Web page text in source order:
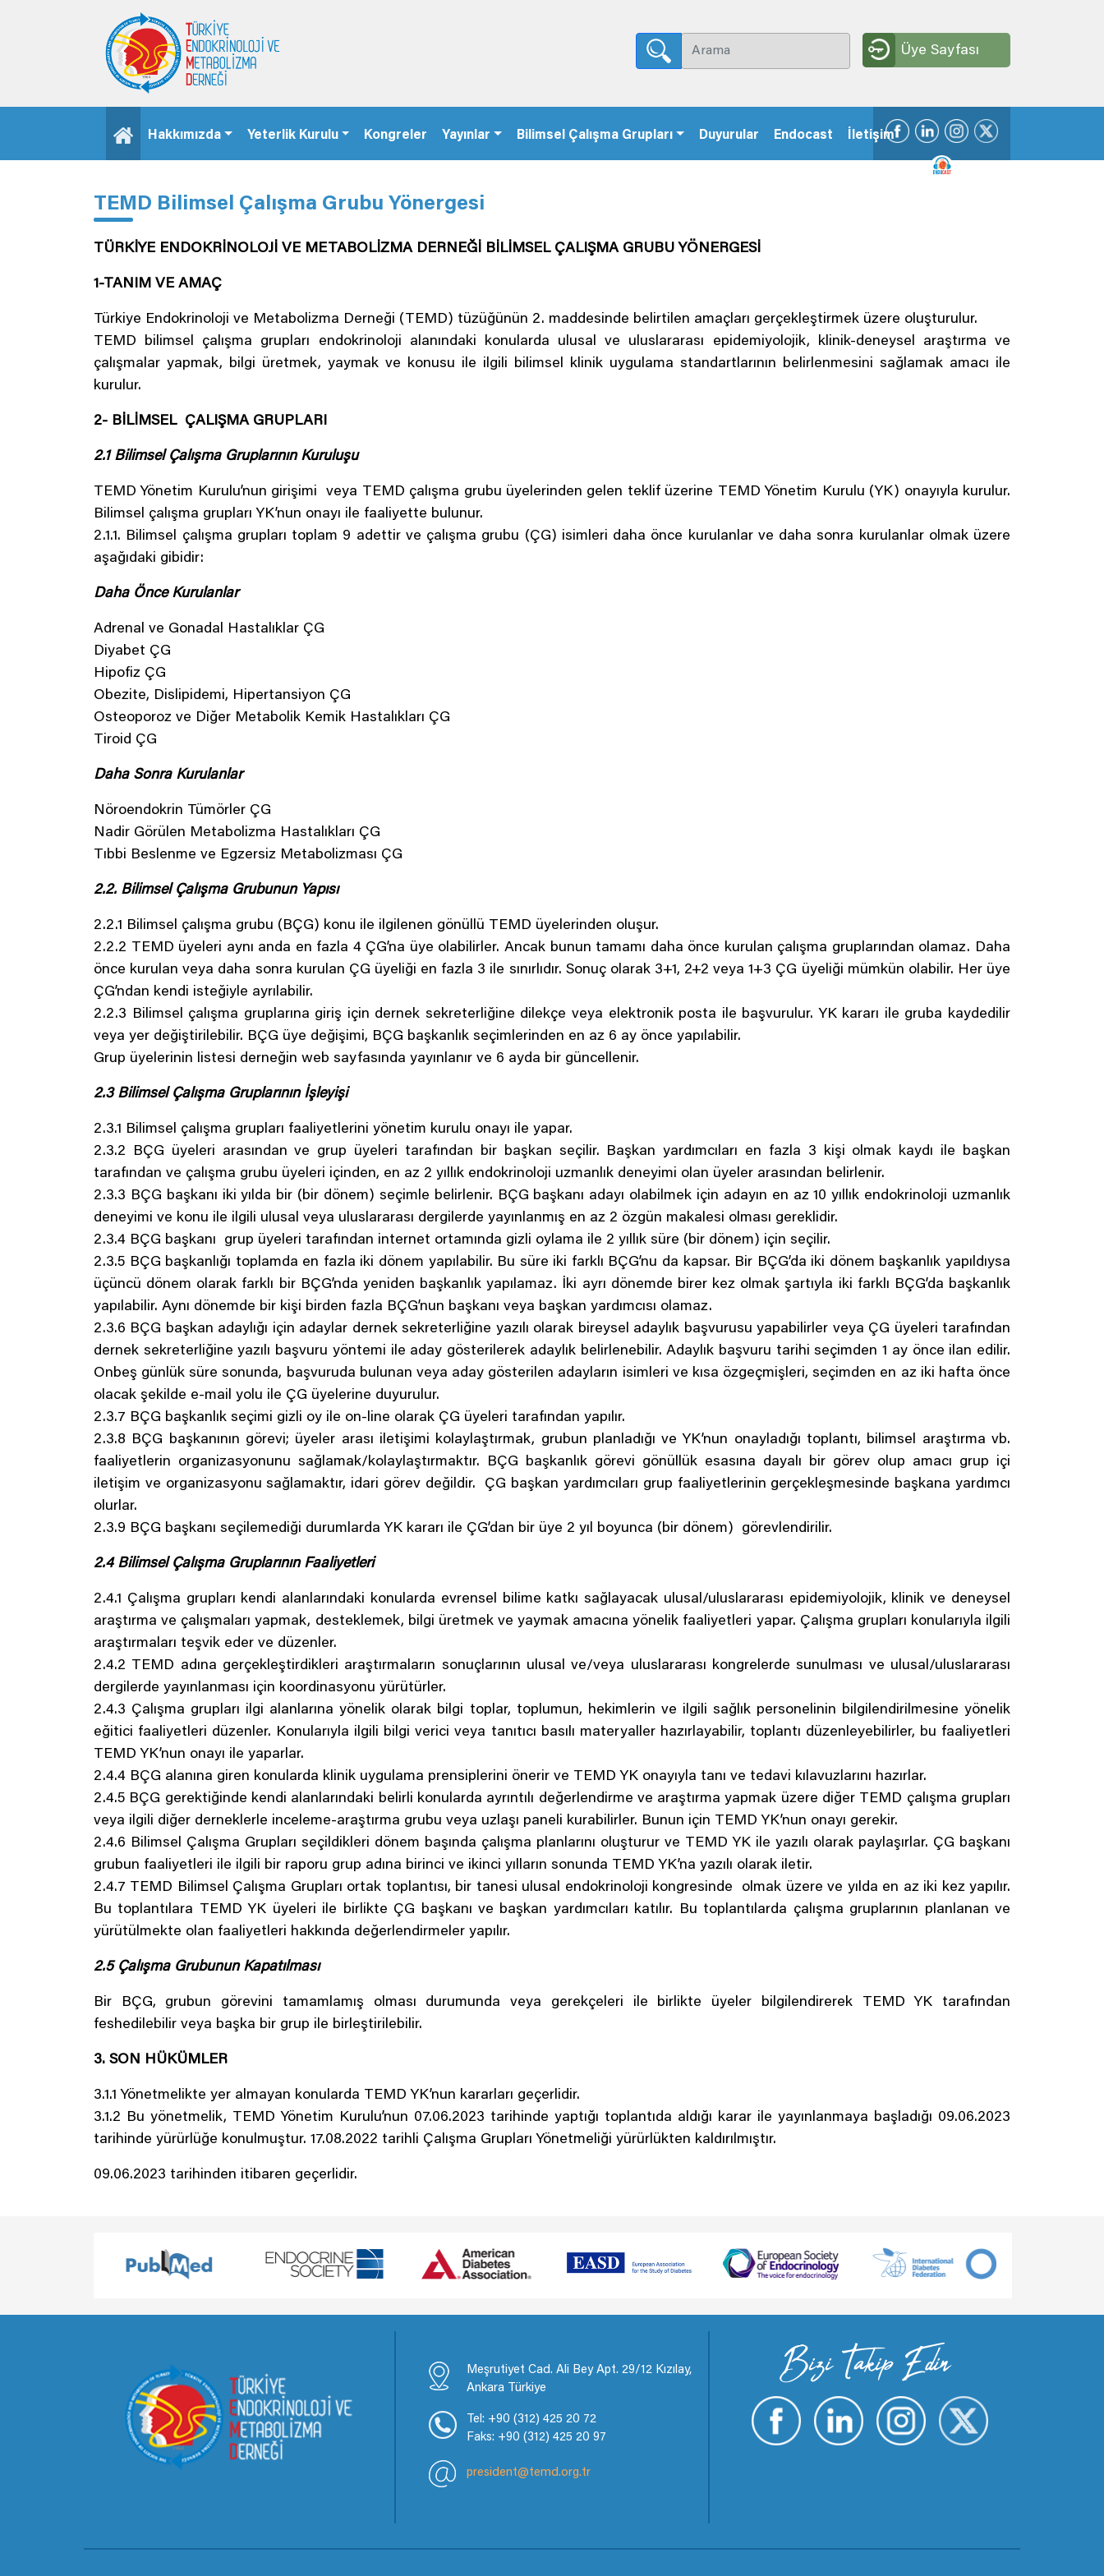
Üye Sayfası
Hakkımızda Yeterlik Kurulu Kongreler Yayınlar Bilimsel Çalışma Grupları Duyurular Endocast İletişim
TEMD Bilimsel Çalışma Grubu Yönergesi
TÜRKİYE ENDOKRİNOLOJİ VE METABOLİZMA DERNEĞİ BİLİMSEL ÇALIŞMA GRUBU YÖNERGESİ
1-TANIM VE AMAÇ
Türkiye Endokrinoloji ve Metabolizma Derneği (TEMD) tüzüğünün 2. maddesinde belirtilen amaçları gerçekleştirmek üzere oluşturulur.
TEMD bilimsel çalışma grupları endokrinoloji alanındaki konularda ulusal ve uluslararası epidemiyolojik, klinik-deneysel araştırma ve
çalışmalar yapmak, bilgi üretmek, yaymak ve konusu ile ilgili bilimsel klinik uygulama standartlarının belirlenmesini sağlamak amacı ile
kurulur.
2- BİLİMSEL ÇALIŞMA GRUPLARI
2.1 Bilimsel Çalışma Gruplarının Kuruluşu
TEMD Yönetim Kurulu’nun girişimi veya TEMD çalışma grubu üyelerinden gelen teklif üzerine TEMD Yönetim Kurulu (YK) onayıyla kurulur.
Bilimsel çalışma grupları YK’nun onayı ile faaliyette bulunur.
2.1.1. Bilimsel çalışma grupları toplam 9 adettir ve çalışma grubu (ÇG) isimleri daha önce kurulanlar ve daha sonra kurulanlar olmak üzere
aşağıdaki gibidir:
Daha Önce Kurulanlar
Adrenal ve Gonadal Hastalıklar ÇG
Diyabet ÇG
Hipofiz ÇG
Obezite, Dislipidemi, Hipertansiyon ÇG
Osteoporoz ve Diğer Metabolik Kemik Hastalıkları ÇG
Tiroid ÇG
Daha Sonra Kurulanlar
Nöroendokrin Tümörler ÇG
Nadir Görülen Metabolizma Hastalıkları ÇG
Tıbbi Beslenme ve Egzersiz Metabolizması ÇG
2.2. Bilimsel Çalışma Grubunun Yapısı
2.2.1 Bilimsel çalışma grubu (BÇG) konu ile ilgilenen gönüllü TEMD üyelerinden oluşur.
2.2.2 TEMD üyeleri aynı anda en fazla 4 ÇG’na üye olabilirler. Ancak bunun tamamı daha önce kurulan çalışma gruplarından olamaz. Daha
önce kurulan veya daha sonra kurulan ÇG üyeliği en fazla 3 ile sınırlıdır. Sonuç olarak 3+1, 2+2 veya 1+3 ÇG üyeliği mümkün olabilir. Her üye
ÇG’ndan kendi isteğiyle ayrılabilir.
2.2.3 Bilimsel çalışma gruplarına giriş için dernek sekreterliğine dilekçe veya elektronik posta ile başvurulur. YK kararı ile gruba kaydedilir
veya yer değiştirilebilir. BÇG üye değişimi, BÇG başkanlık seçimlerinden en az 6 ay önce yapılabilir.
Grup üyelerinin listesi derneğin web sayfasında yayınlanır ve 6 ayda bir güncellenir.
2.3 Bilimsel Çalışma Gruplarının İşleyişi
2.3.1 Bilimsel çalışma grupları faaliyetlerini yönetim kurulu onayı ile yapar.
2.3.2 BÇG üyeleri arasından ve grup üyeleri tarafından bir başkan seçilir. Başkan yardımcıları en fazla 3 kişi olmak kaydı ile başkan
tarafından ve çalışma grubu üyeleri içinden, en az 2 yıllık endokrinoloji uzmanlık deneyimi olan üyeler arasından belirlenir.
2.3.3 BÇG başkanı iki yılda bir (bir dönem) seçimle belirlenir. BÇG başkanı adayı olabilmek için adayın en az 10 yıllık endokrinoloji uzmanlık
deneyimi ve konu ile ilgili ulusal veya uluslararası dergilerde yayınlanmış en az 2 özgün makalesi olması gereklidir.
2.3.4 BÇG başkanı grup üyeleri tarafından internet ortamında gizli oylama ile 2 yıllık süre (bir dönem) için seçilir.
2.3.5 BÇG başkanlığı toplamda en fazla iki dönem yapılabilir. Bu süre iki farklı BÇG’nu da kapsar. Bir BÇG’da iki dönem başkanlık yapıldıysa
üçüncü dönem olarak farklı bir BÇG’nda yeniden başkanlık yapılamaz. İki ayrı dönemde birer kez olmak şartıyla iki farklı BÇG’da başkanlık
yapılabilir. Aynı dönemde bir kişi birden fazla BÇG’nun başkanı veya başkan yardımcısı olamaz.
2.3.6 BÇG başkan adaylığı için adaylar dernek sekreterliğine yazılı olarak bireysel adaylık başvurusu yapabilirler veya ÇG üyeleri tarafından
dernek sekreterliğine yazılı başvuru yöntemi ile aday gösterilerek adaylık belirlenebilir. Adaylık başvuru tarihi seçimden 1 ay önce ilan edilir.
Onbeş günlük süre sonunda, başvuruda bulunan veya aday gösterilen adayların isimleri ve kısa özgeçmişleri, seçimden en az iki hafta önce
olacak şekilde e-mail yolu ile ÇG üyelerine duyurulur.
2.3.7 BÇG başkanlık seçimi gizli oy ile on-line olarak ÇG üyeleri tarafından yapılır.
2.3.8 BÇG başkanının görevi; üyeler arası iletişimi kolaylaştırmak, grubun planladığı ve YK’nun onayladığı toplantı, bilimsel araştırma vb.
faaliyetlerin organizasyonunu sağlamak/kolaylaştırmaktır. BÇG başkanlık görevi gönüllük esasına dayalı bir görev olup amacı grup içi
iletişim ve organizasyonu sağlamaktır, idari görev değildir. ÇG başkan yardımcıları grup faaliyetlerinin gerçekleşmesinde başkana yardımcı
olurlar.
2.3.9 BÇG başkanı seçilemediği durumlarda YK kararı ile ÇG’dan bir üye 2 yıl boyunca (bir dönem) görevlendirilir.
2.4 Bilimsel Çalışma Gruplarının Faaliyetleri
2.4.1 Çalışma grupları kendi alanlarındaki konularda evrensel bilime katkı sağlayacak ulusal/uluslararası epidemiyolojik, klinik ve deneysel
araştırma ve çalışmaları yapmak, desteklemek, bilgi üretmek ve yaymak amacına yönelik faaliyetleri yapar. Çalışma grupları konularıyla ilgili
araştırmaları teşvik eder ve düzenler.
2.4.2 TEMD adına gerçekleştirdikleri araştırmaların sonuçlarının ulusal ve/veya uluslararası kongrelerde sunulması ve ulusal/uluslararası
dergilerde yayınlanması için koordinasyonu yürütürler.
2.4.3 Çalışma grupları ilgi alanlarına yönelik olarak bilgi toplar, toplumun, hekimlerin ve ilgili sağlık personelinin bilgilendirilmesine yönelik
eğitici faaliyetleri düzenler. Konularıyla ilgili bilgi verici veya tanıtıcı basılı materyaller hazırlayabilir, toplantı düzenleyebilirler, bu faaliyetleri
TEMD YK’nun onayı ile yaparlar.
2.4.4 BÇG alanına giren konularda klinik uygulama prensiplerini önerir ve TEMD YK onayıyla tanı ve tedavi kılavuzlarını hazırlar.
2.4.5 BÇG gerektiğinde kendi alanlarındaki belirli konularda ayrıntılı değerlendirme ve araştırma yapmak üzere diğer TEMD çalışma grupları
veya ilgili diğer derneklerle inceleme-araştırma grubu veya uzlaşı paneli kurabilirler. Bunun için TEMD YK’nun onayı gerekir.
2.4.6 Bilimsel Çalışma Grupları seçildikleri dönem başında çalışma planlarını oluşturur ve TEMD YK ile yazılı olarak paylaşırlar. ÇG başkanı
grubun faaliyetleri ile ilgili bir raporu grup adına birinci ve ikinci yılların sonunda TEMD YK’na yazılı olarak iletir.
2.4.7 TEMD Bilimsel Çalışma Grupları ortak toplantısı, bir tanesi ulusal endokrinoloji kongresinde olmak üzere ve yılda en az iki kez yapılır.
Bu toplantılara TEMD YK üyeleri ile birlikte ÇG başkanı ve başkan yardımcıları katılır. Bu toplantılarda çalışma gruplarının planlanan ve
yürütülmekte olan faaliyetleri hakkında değerlendirmeler yapılır.
2.5 Çalışma Grubunun Kapatılması
Bir BÇG, grubun görevini tamamlamış olması durumunda veya gerekçeleri ile birlikte üyeler bilgilendirerek TEMD YK tarafından
feshedilebilir veya başka bir grup ile birleştirilebilir.
3. SON HÜKÜMLER
3.1.1 Yönetmelikte yer almayan konularda TEMD YK’nun kararları geçerlidir.
3.1.2 Bu yönetmelik, TEMD Yönetim Kurulu’nun 07.06.2023 tarihinde yaptığı toplantıda aldığı karar ile yayınlanmaya başladığı 09.06.2023
tarihinde yürürlüğe konulmuştur. 17.08.2022 tarihli Çalışma Grupları Yönetmeliği yürürlükten kaldırılmıştır.
09.06.2023 tarihinden itibaren geçerlidir.
Meşrutiyet Cad. Ali Bey Apt. 29/12 Kızılay,
Ankara Türkiye
Tel: +90 (312) 425 20 72
Faks: +90 (312) 425 20 97
president@temd.org.tr
Bizi Takip Edin